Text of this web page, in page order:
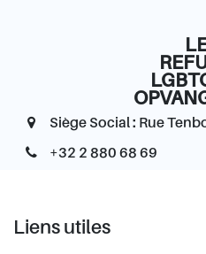
Siège Social : Rue
+32 2 880 68 69
Liens utiles